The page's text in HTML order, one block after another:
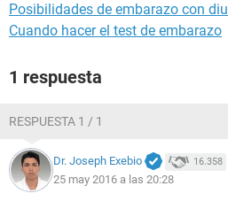
Posibilidades de embarazo con diu
Cuando hacer el test de embarazo
1 respuesta
RESPUESTA 1 / 1
Dr. Joseph Exebio 16.358
25 may 2016 a las 20:28